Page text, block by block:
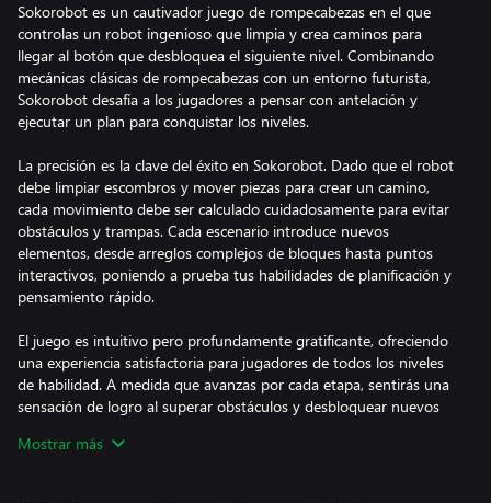
Sokorobot es un cautivador juego de rompecabezas en el que
controlas un robot ingenioso que limpia y crea caminos para
llegar al botón que desbloquea el siguiente nivel. Combinando
mecánicas clásicas de rompecabezas con un entorno futurista,
Sokorobot desafía a los jugadores a pensar con antelación y
ejecutar un plan para conquistar los niveles.
La precisión es la clave del éxito en Sokorobot. Dado que el robot
debe limpiar escombros y mover piezas para crear un camino,
cada movimiento debe ser calculado cuidadosamente para evitar
obstáculos y trampas. Cada escenario introduce nuevos
elementos, desde arreglos complejos de bloques hasta puntos
interactivos, poniendo a prueba tus habilidades de planificación y
pensamiento rápido.
El juego es intuitivo pero profundamente gratificante, ofreciendo
una experiencia satisfactoria para jugadores de todos los niveles
de habilidad. A medida que avanzas por cada etapa, sentirás una
sensación de logro al superar obstáculos y desbloquear nuevos
Mostrar más